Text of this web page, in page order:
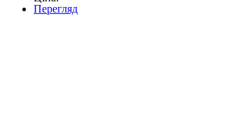
Перегляд